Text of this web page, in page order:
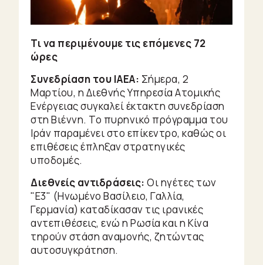
Τι να περιμένουμε τις επόμενες 72
ώρες
Συνεδρίαση του IAEA: Σήμερα, 2
Μαρτίου, η Διεθνής Υπηρεσία Ατομικής
Ενέργειας συγκαλεί έκτακτη συνεδρίαση
στη Βιέννη. Το πυρηνικό πρόγραμμα του
Ιράν παραμένει στο επίκεντρο, καθώς οι
επιθέσεις έπληξαν στρατηγικές
υποδομές.
Διεθνείς αντιδράσεις: Οι ηγέτες των
"Ε3" (Ηνωμένο Βασίλειο, Γαλλία,
Γερμανία) καταδίκασαν τις ιρανικές
αντεπιθέσεις, ενώ η Ρωσία και η Κίνα
τηρούν στάση αναμονής, ζητώντας
αυτοσυγκράτηση.